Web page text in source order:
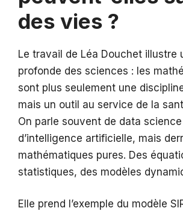
des vies ?
Le travail de Léa Douchet illustre
profonde des sciences : les
sont plus seulement une
mais un outil au service de la
On parle souvent de data
d’intelligence artificielle, mais
mathématiques pures. Des
statistiques, des modèles
Elle prend l’exemple du modèle